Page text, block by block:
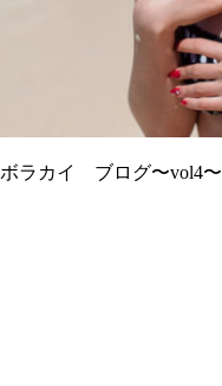
ボラカイ ブログ〜vol4〜